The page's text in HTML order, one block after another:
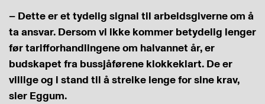
– Dette er et tydelig signal til arbeidsgiverne om å
ta ansvar. Dersom vi ikke kommer betydelig lenger
før tarifforhandlingene om halvannet år, er
budskapet fra bussjåførene klokkeklart. De er
villige og i stand til å streike lenge for sine krav,
sier Eggum.